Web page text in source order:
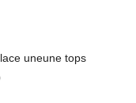
uneune tops